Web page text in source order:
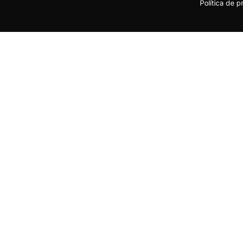
Política de